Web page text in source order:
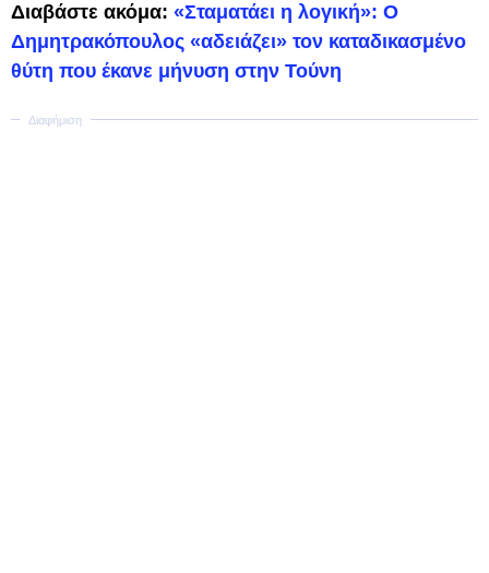
Διαβάστε ακόμα: «Σταματάει η λογική»: Ο
Δημητρακόπουλος «αδειάζει» τον καταδικασμένο
θύτη που έκανε μήνυση στην Τούνη